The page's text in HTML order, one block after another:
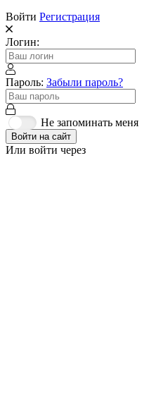
Войти Регистрация
Логин:
Пароль: Забыли пароль?
Не запоминать меня
Войти на сайт
Или войти через